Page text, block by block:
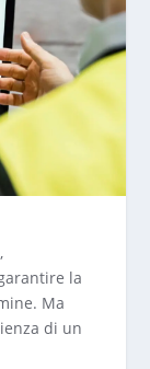
la
Ma
di un